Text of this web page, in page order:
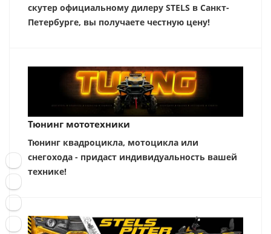
скутер официальному дилеру STELS в Санкт-
Петербурге, вы получаете честную цену!
Тюнинг мототехники
Тюнинг квадроцикла, мотоцикла или
снегохода - придаст индивидуальность вашей
технике!